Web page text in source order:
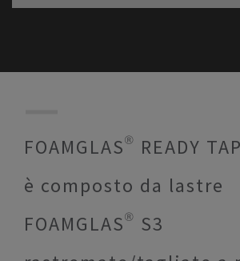
FOAMGLAS® READY
è composto da lastre
FOAMGLAS® S3